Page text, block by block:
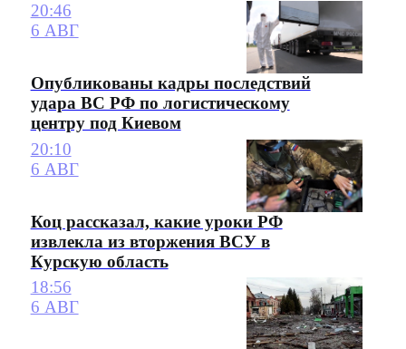
20:46
6 АВГ
Опубликованы кадры последствий
удара ВС РФ по логистическому
центру под Киевом
20:10
6 АВГ
Коц рассказал, какие уроки РФ
извлекла из вторжения ВСУ в
Курскую область
18:56
6 АВГ